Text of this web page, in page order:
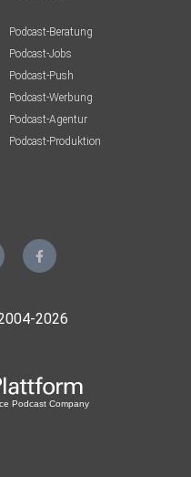
Podcast-Beratung
Podcast-Jobs
Podcast-Push
Podcast-Werbung
Podcast-Agentur
Podcast-Produktion
2026